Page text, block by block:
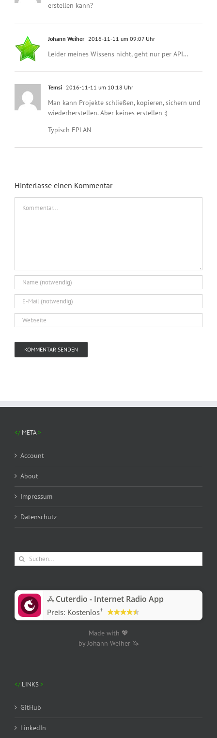
erstellen kann?
Johann Weiher 2016-11-11 um 09:07 Uhr
Leider meines Wissens nicht, geht nur per API…
Temsi 2016-11-11 um 10:18 Uhr
Man kann Projekte schließen, kopieren, sichern und
wiederherstellen. Aber keines erstellen :)
Typisch EPLAN
Hinterlasse einen Kommentar
META
Account
About
Impressum
Datenschutz
Suche
nach:
‎Cuterdio - Internet Radio App
Preis: Kostenlos+
Made with 💖
by Johann Weiher 🦄
LINKS
GitHub
LinkedIn